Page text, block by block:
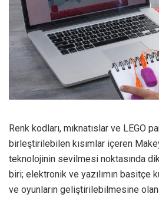
Renk kodları, mıknatıslar ve LEGO
birleştirilebilen kısımlar içeren
teknolojinin sevilmesi noktasında
biri; elektronik ve yazılımın basitçe
ve oyunların geliştirilebilmesine